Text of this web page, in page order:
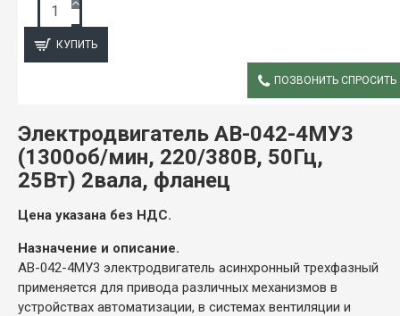
КУПИТЬ
ПОЗВОНИТЬ СПРОСИТЬ
Электродвигатель АВ-042-4МУ3
(1300об/мин, 220/380В, 50Гц,
25Вт) 2вала, фланец
Цена указана без НДС.
Назначение и описание.
АВ-042-4МУ3 электродвигатель асинхронный трехфазный
применяется для привода различных механизмов в
устройствах автоматизации, в системах вентиляции и